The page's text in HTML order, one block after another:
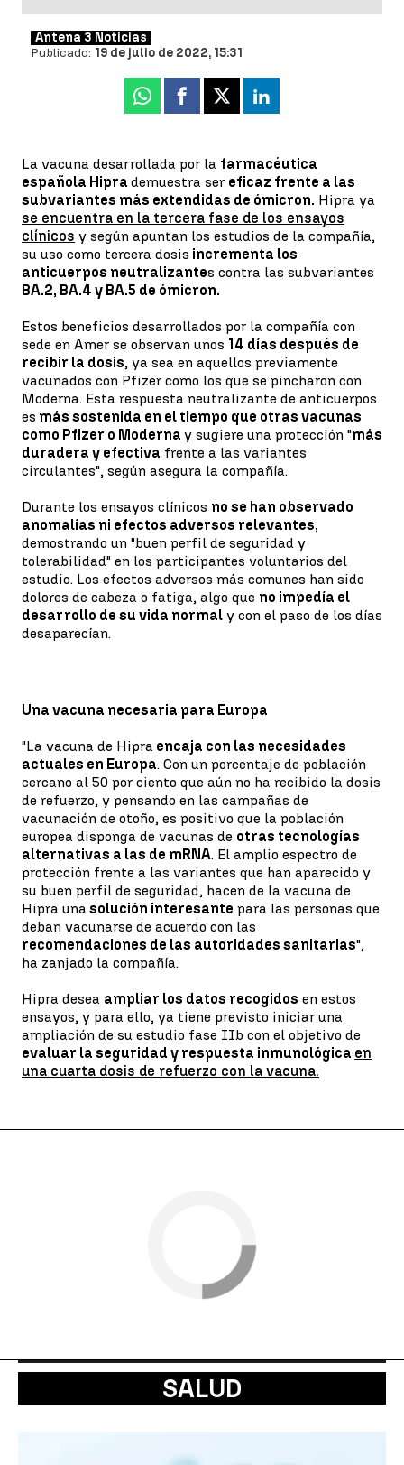
Antena 3 Noticias
Publicado: 19 de julio de 2022, 15:31
Whatsapp
Facebook
X Linkedin
La vacuna desarrollada por la farmacéutica
española Hipra demuestra ser eficaz frente a las
subvariantes más extendidas de ómicron. Hipra ya
se encuentra en la tercera fase de los ensayos
clínicos y según apuntan los estudios de la compañía,
su uso como tercera dosis incrementa los
anticuerpos neutralizantes contra las subvariantes
BA.2, BA.4 y BA.5 de ómicron.
Estos beneficios desarrollados por la compañía con
sede en Amer se observan unos 14 días después de
recibir la dosis, ya sea en aquellos previamente
vacunados con Pfizer como los que se pincharon con
Moderna. Esta respuesta neutralizante de anticuerpos
es más sostenida en el tiempo que otras vacunas
como Pfizer o Moderna y sugiere una protección "más
duradera y efectiva frente a las variantes
circulantes", según asegura la compañía.
Durante los ensayos clínicos no se han observado
anomalías ni efectos adversos relevantes,
demostrando un "buen perfil de seguridad y
tolerabilidad" en los participantes voluntarios del
estudio. Los efectos adversos más comunes han sido
dolores de cabeza o fatiga, algo que no impedía el
desarrollo de su vida normal y con el paso de los días
desaparecían.
Una vacuna necesaria para Europa
"La vacuna de Hipra encaja con las necesidades
actuales en Europa. Con un porcentaje de población
cercano al 50 por ciento que aún no ha recibido la dosis
de refuerzo, y pensando en las campañas de
vacunación de otoño, es positivo que la población
europea disponga de vacunas de otras tecnologías
alternativas a las de mRNA. El amplio espectro de
protección frente a las variantes que han aparecido y
su buen perfil de seguridad, hacen de la vacuna de
Hipra una solución interesante para las personas que
deban vacunarse de acuerdo con las
recomendaciones de las autoridades sanitarias",
ha zanjado la compañía.
Hipra desea ampliar los datos recogidos en estos
ensayos, y para ello, ya tiene previsto iniciar una
ampliación de su estudio fase IIb con el objetivo de
evaluar la seguridad y respuesta inmunológica en
una cuarta dosis de refuerzo con la vacuna.
SALUD